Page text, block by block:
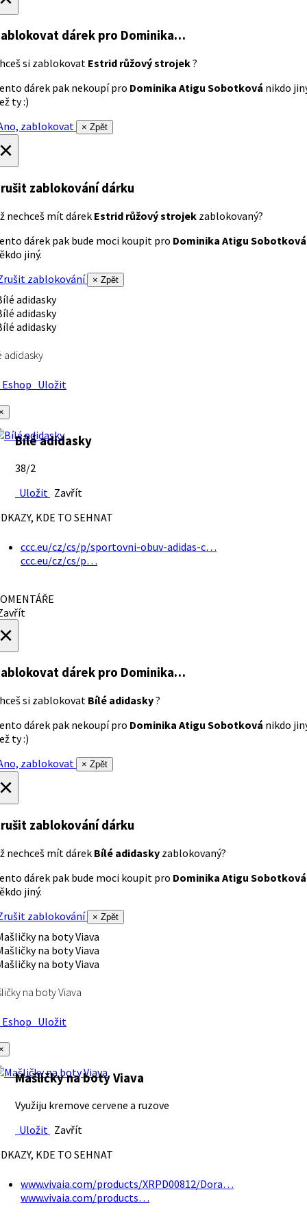
dárek pro Dominika…
si zablokovat Estrid růžový strojek?
dárek pak nekoupí pro Dominika Atigu Sobotková nikdo
ty :)
zablokovat
× Zpět
zablokování dárku
nechceš mít dárek Estrid růžový strojek zablokovaný?
dárek pak bude moci koupit pro Dominika Atigu Sobotková
jiný.
zablokování
× Zpět
adidasky
Uložit
Bílé adidasky
38/2
Uložit Zavřít
KDE TO SEHNAT
ccc.eu/cz/cs/p/sportovni-obuv-adidas-c…
ccc.eu/cz/cs/p…
dárek pro Dominika…
si zablokovat Bílé adidasky?
dárek pak nekoupí pro Dominika Atigu Sobotková nikdo
ty :)
zablokovat
× Zpět
zablokování dárku
nechceš mít dárek Bílé adidasky zablokovaný?
dárek pak bude moci koupit pro Dominika Atigu Sobotková
jiný.
zablokování
× Zpět
na boty Viava
Uložit
Mašličky na boty Viava
Využiju kremove cervene a ruzove
Uložit Zavřít
KDE TO SEHNAT
www.vivaia.com/products/XRPD00812/Dora…
www.vivaia.com/products…